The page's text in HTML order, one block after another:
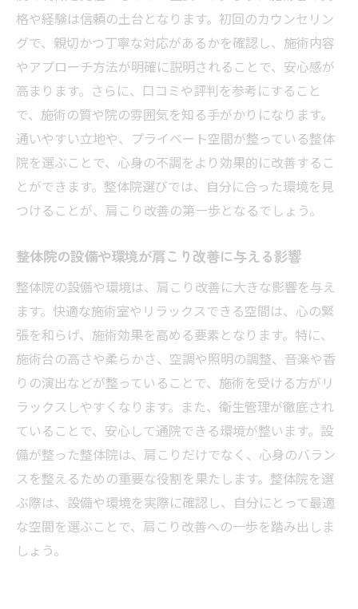
四日市市での快適な施術体験を提供する施
設
肩こり解消のための整体体験談四日市市での成
功事例
肩こり改善に成功した整体体験談
四日市市の整体施術で変わった生活
体験者が語る整体での肩こり解消のプロセ
ス
成功事例から学ぶ肩こり改善のヒント
整体による肩こり解消の実際の効果
格や経験は信頼の土台となります。初回のカウンセリン
グで、親切かつ丁寧な対応があるかを確認し、施術内容
やアプローチ方法が明確に説明されることで、安心感が
高まります。さらに、口コミや評判を参考にすること
で、施術の質や院の雰囲気を知る手がかりになります。
通いやすい立地や、プライベート空間が整っている整体
院を選ぶことで、心身の不調をより効果的に改善するこ
とができます。整体院選びでは、自分に合った環境を見
つけることが、肩こり改善の第一歩となるでしょう。
整体院の設備や環境が肩こり改善に与える影響
整体院の設備や環境は、肩こり改善に大きな影響を与え
ます。快適な施術室やリラックスできる空間は、心の緊
張を和らげ、施術効果を高める要素となります。特に、
施術台の高さや柔らかさ、空調や照明の調整、音楽や香
りの演出などが整っていることで、施術を受ける方がリ
ラックスしやすくなります。また、衛生管理が徹底され
ていることで、安心して通院できる環境が整います。設
備が整った整体院は、肩こりだけでなく、心身のバラン
スを整えるための重要な役割を果たします。整体院を選
ぶ際は、設備や環境を実際に確認し、自分にとって最適
な空間を選ぶことで、肩こり改善への一歩を踏み出しま
しょう。